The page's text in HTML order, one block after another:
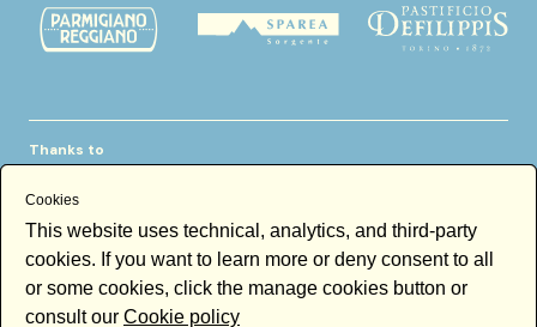
Thanks to
Cookies
This website uses technical, analytics, and third-party
cookies. If you want to learn more or deny consent to all
or some cookies, click the manage cookies button or
consult our Cookie policy